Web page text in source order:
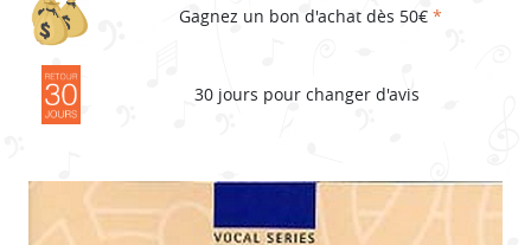
Gagnez un bon d'achat dès 50€ *
30 jours pour changer d'avis